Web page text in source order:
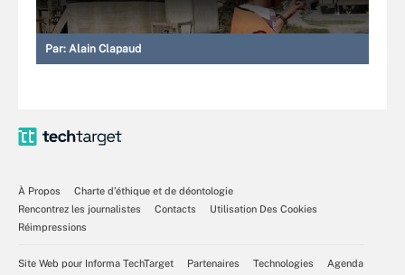
Par: Alain Clapaud
À Propos
Charte d’éthique et de déontologie
Rencontrez les journalistes
Contacts
Utilisation Des Cookies
Réimpressions
Site Web pour Informa TechTarget Partenaires Technologies
Agenda